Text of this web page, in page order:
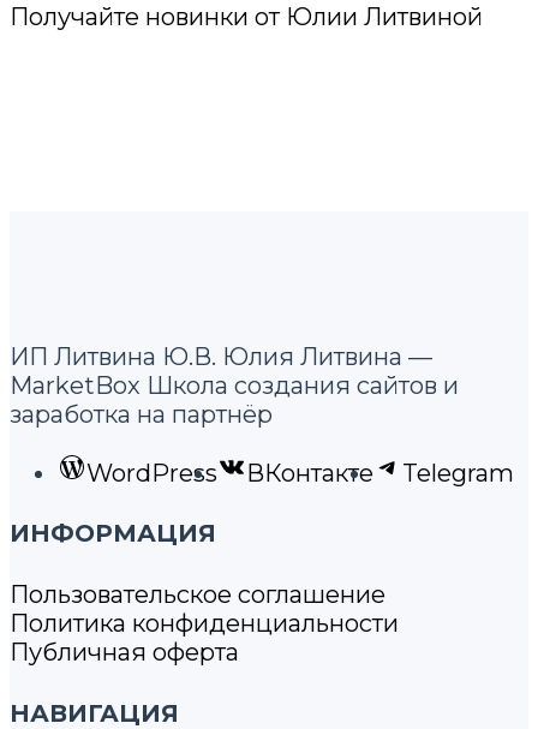
Получайте новинки от Юлии Литвиной
ИП Литвина Ю.В. Юлия Литвина —
MarketBox Школа создания сайтов и
заработка на партнёр
WordPress ВКонтакте Telegram
ИНФОРМАЦИЯ
Пользовательское соглашение
Политика конфиденциальности
Публичная оферта
НАВИГАЦИЯ